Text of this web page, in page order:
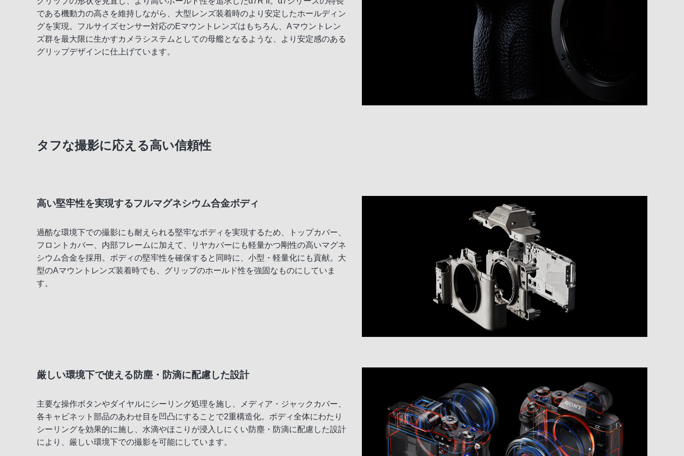
である機動力の高さを維持しながら、大型レンズ装着時のより安定したホールディン
グを実現。フルサイズセンサー対応のEマウントレンズはもちろん、Aマウントレン
ズ群を最大限に生かすカメラシステムとしての母艦となるような、より安定感のある
グリップデザインに仕上げています。
タフな撮影に応える高い信頼性
高い堅牢性を実現するフルマグネシウム合金ボディ
過酷な環境下での撮影にも耐えられる堅牢なボディを実現するため、トップカバー、
フロントカバー、内部フレームに加えて、リヤカバーにも軽量かつ剛性の高いマグネ
シウム合金を採用。ボディの堅牢性を確保すると同時に、小型・軽量化にも貢献。大
型のAマウントレンズ装着時でも、グリップのホールド性を強固なものにしていま
す。
厳しい環境下で使える防塵・防滴に配慮した設計
主要な操作ボタンやダイヤルにシーリング処理を施し、メディア・ジャックカバー、
各キャビネット部品のあわせ目を凹凸にすることで2重構造化。ボディ全体にわたり
シーリングを効果的に施し、水滴やほこりが浸入しにくい防塵・防滴に配慮した設計
により、厳しい環境下での撮影を可能にしています。